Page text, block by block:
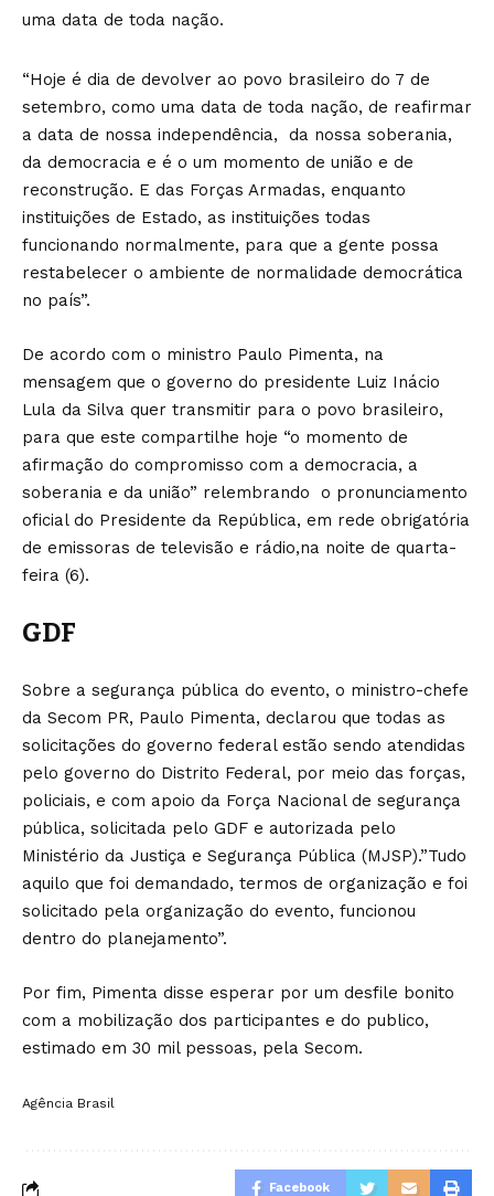
uma data de toda nação.
“Hoje é dia de devolver ao povo brasileiro do 7 de
setembro, como uma data de toda nação, de reafirmar
a data de nossa independência, da nossa soberania,
da democracia e é o um momento de união e de
reconstrução. E das Forças Armadas, enquanto
instituições de Estado, as instituições todas
funcionando normalmente, para que a gente possa
restabelecer o ambiente de normalidade democrática
no país”.
De acordo com o ministro Paulo Pimenta, na
mensagem que o governo do presidente Luiz Inácio
Lula da Silva quer transmitir para o povo brasileiro,
para que este compartilhe hoje “o momento de
afirmação do compromisso com a democracia, a
soberania e da união” relembrando o pronunciamento
oficial do Presidente da República, em rede obrigatória
de emissoras de televisão e rádio,na noite de quarta-
feira (6).
GDF
Sobre a segurança pública do evento, o ministro-chefe
da Secom PR, Paulo Pimenta, declarou que todas as
solicitações do governo federal estão sendo atendidas
pelo governo do Distrito Federal, por meio das forças,
policiais, e com apoio da Força Nacional de segurança
pública, solicitada pelo GDF e autorizada pelo
Ministério da Justiça e Segurança Pública (MJSP).”Tudo
aquilo que foi demandado, termos de organização e foi
solicitado pela organização do evento, funcionou
dentro do planejamento”.
Por fim, Pimenta disse esperar por um desfile bonito
com a mobilização dos participantes e do publico,
estimado em 30 mil pessoas, pela Secom.
Agência Brasil
Facebook